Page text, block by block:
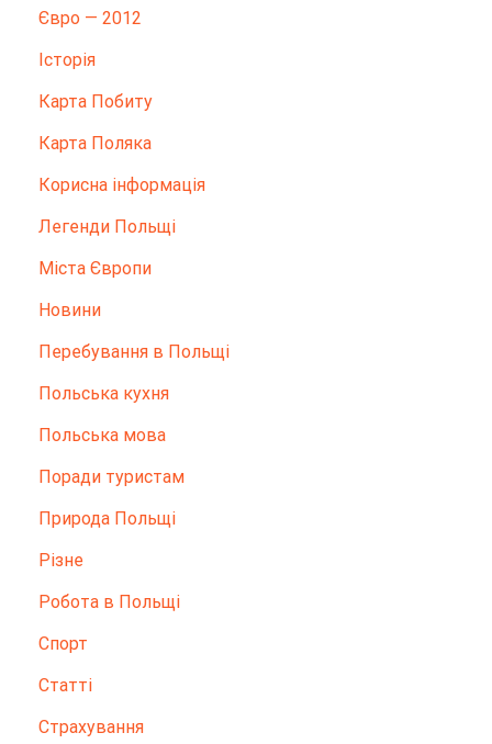
Євро — 2012
Історія
Карта Побиту
Карта Поляка
Корисна інформація
Легенди Польщі
Міста Європи
Новини
Перебування в Польщі
Польська кухня
Польська мова
Поради туристам
Природа Польщі
Різне
Робота в Польщі
Спорт
Статті
Страхування